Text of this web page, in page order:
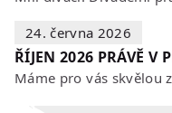
24. června 2026
ŘÍJEN 2026 PRÁVĚ V